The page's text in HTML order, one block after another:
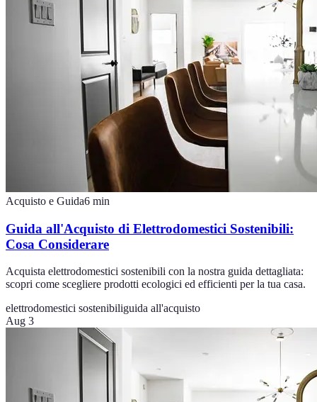
Acquisto e Guida6 min
Guida all'Acquisto di Elettrodomestici Sostenibili:
Cosa Considerare
Acquista elettrodomestici sostenibili con la nostra guida dettagliata:
scopri come scegliere prodotti ecologici ed efficienti per la tua casa.
elettrodomestici sostenibiliguida all'acquisto
Aug 3